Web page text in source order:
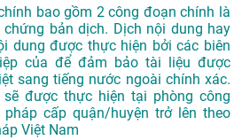
bao gồm 2 công đoạn chính là
bản dịch. Dịch nội dung hay
dung được thực hiện bởi các biên
của để đảm bảo tài liệu được
sang tiếng nước ngoài chính xác.
được thực hiện tại phòng công
cấp quận/huyện trở lên theo
Việt Nam